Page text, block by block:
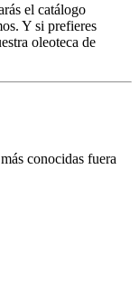
el catálogo
Y si prefieres
oleoteca de
conocidas fuera